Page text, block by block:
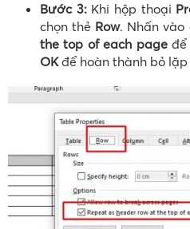
Bước 3:Khi hộp thoại
chọn thẻ Row. Nhấn vào
the top of each pageđể
OKđể hoàn thành bỏ lặp